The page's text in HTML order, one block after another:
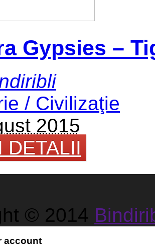
Gypsies –
/ Civilizaţie
2015
DETALII
© 2014
account